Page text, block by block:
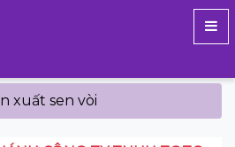
xuất sen vòi